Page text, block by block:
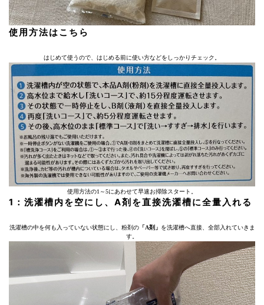
使用方法はこちら
はじめて使うので、はじめる前に使い方などをしっかりチェック。
使用方法の1～5にあわせて早速お掃除スタート。
1：洗濯槽内を空にし、A剤を直接洗濯槽に全量入れる
洗濯槽の中を何も入っていない状態にし、粉剤の「A剤」 を洗濯槽へ直接、全部入れていきま
す。